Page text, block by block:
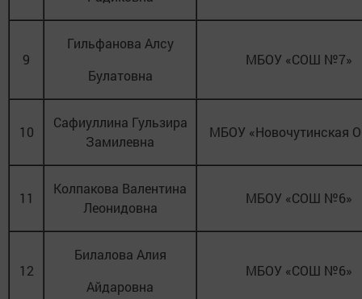
9
Гильфанова Алсу
Булатовна
МБОУ «СОШ №7»
10
Сафиуллина Гульзира
Замилевна
МБОУ «Новочутинская
11
Колпакова Валентина
Леонидовна
МБОУ «СОШ №6»
12
Билалова Алия
Айдаровна
МБОУ «СОШ №6»